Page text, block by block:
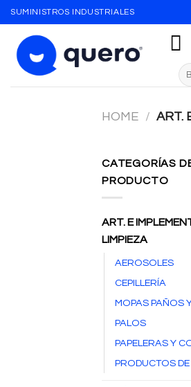
Skip
to
content
SUMINISTROS INDUSTRIALES
for:
HOME / ART.
CATEGORÍAS
PRODUCTO
ART. E
LIMPIEZA
AEROSOLES
CEPILLERÍA
MOPAS PAÑOS
PALOS
PAPELERAS Y
PRODUCTOS DE